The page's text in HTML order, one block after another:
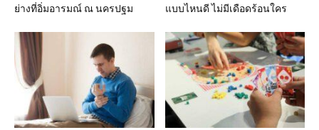
ย่างที่อิ่มอารมณ์ ณ นครปฐม
แบบไหนดี ไม่มีเดือดร้อนใคร